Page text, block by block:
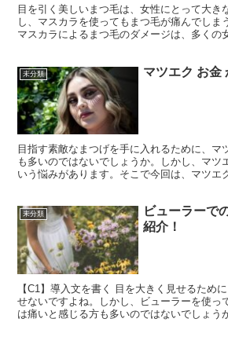
目を引く美しいまつ毛は、女性にとって大き
し、マスカラを使ってもまつ毛が痛んでしま
マスカラによるまつ毛のダメージは、多くの
未分類 マツエク お金
目指す素敵なまつげを手に入れるために、マ
も多いのではないでしょうか。しかし、マツ
いう悩みがあります。そこで今回は、マツエ
未分類
ビューラーで
紹介！
【C1】導入文を書く 目を大きく見せるため
せないですよね。しかし、ビューラーを使っ
は痛いと感じる方も多いのではないでしょう